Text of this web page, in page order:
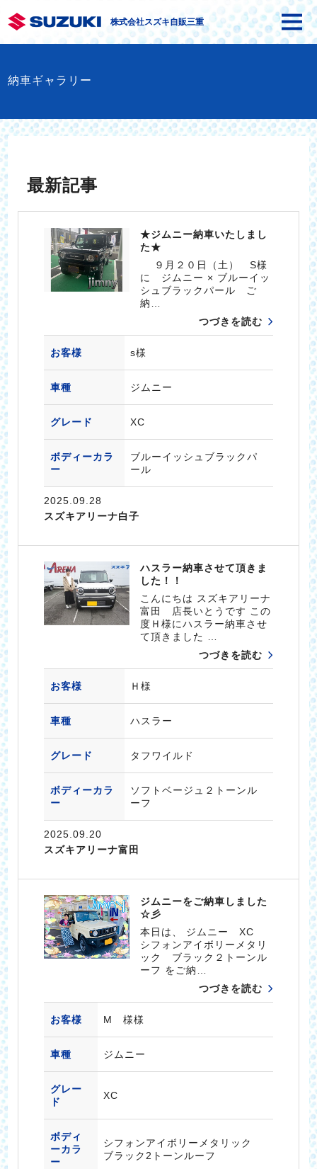
株式会社スズキ自販三重
納車ギャラリー
最新記事
★ジムニー納車いたしまし
た★
９月２０日（土） S様
に ジムニー × ブルーイッ
シュブラックパール ご
納…
つづきを読む
お客様 s様
車種 ジムニー
グレード XC
ボディーカラ
ー
ブルーイッシュブラックパ
ール
2025.09.28
スズキアリーナ白子
ハスラー納車させて頂きま
した！！
こんにちは スズキアリーナ
富田 店長いとうです この
度Ｈ様にハスラー納車させ
て頂きました …
つづきを読む
お客様 Ｈ様
車種 ハスラー
グレード タフワイルド
ボディーカラ
ー
ソフトベージュ２トーンル
ーフ
2025.09.20
スズキアリーナ富田
ジムニーをご納車しました
☆彡
本日は、 ジムニー XC
シフォンアイボリーメタリ
ック ブラック２トーンル
ーフ をご納…
つづきを読む
お客様 M 様様
車種 ジムニー
グレー
ド
XC
ボディ
ーカラ
ー
シフォンアイボリーメタリック
ブラック2トーンルーフ